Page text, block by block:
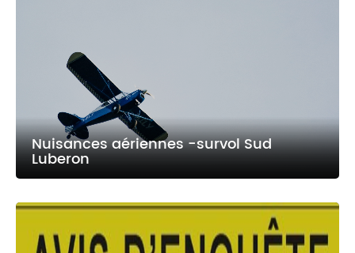
Nuisances aériennes -survol Sud
Luberon